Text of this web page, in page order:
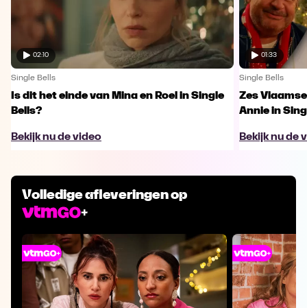
02:10
Single Bells
Is dit het einde van Mina en Roel in Single
Bells?
Bekijk nu de video
01:33
Single Bells
Zes
Annie in
Bekijk nu de
Volledige afleveringen op